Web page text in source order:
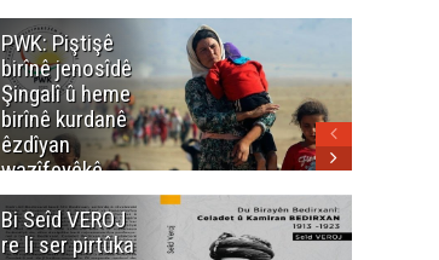
PWK: Piştişê
birînê jenosîdê
Şingalî û heme
birînê kurdanê
êzdîyan
wazîfeyêkê
neteweyî yê
heme kurdanê
dinya yo
Bi Seîd VEROJ
re li ser pirtûka